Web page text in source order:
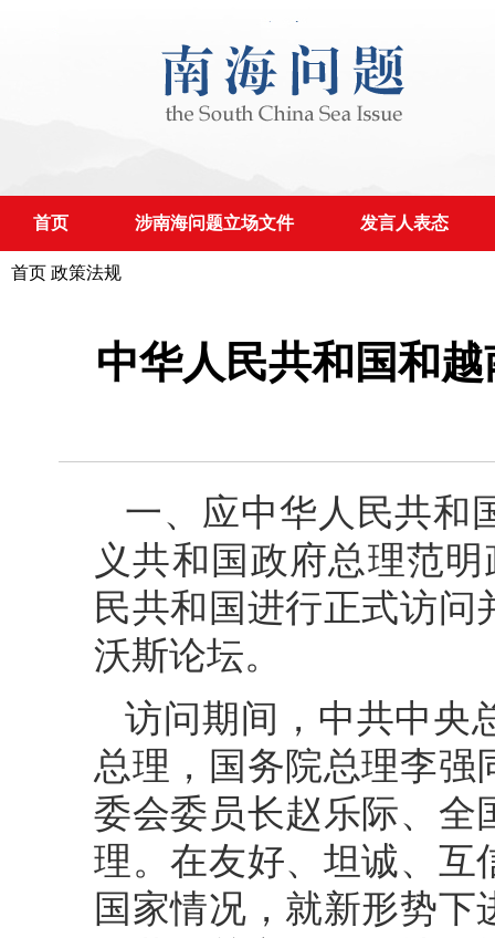
首页 涉南海问题立场文件 发言人表态
首页 政策法规
中华人民共和国和
一、应中华人民共和
义共和国政府总理范
民共和国进行正式访
沃斯论坛。
访问期间，中共中央
总理，国务院总理李强
委会委员长赵乐际、全
理。在友好、坦诚、互
国家情况，就新形势